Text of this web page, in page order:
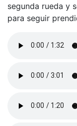
segunda rueda y
para seguir